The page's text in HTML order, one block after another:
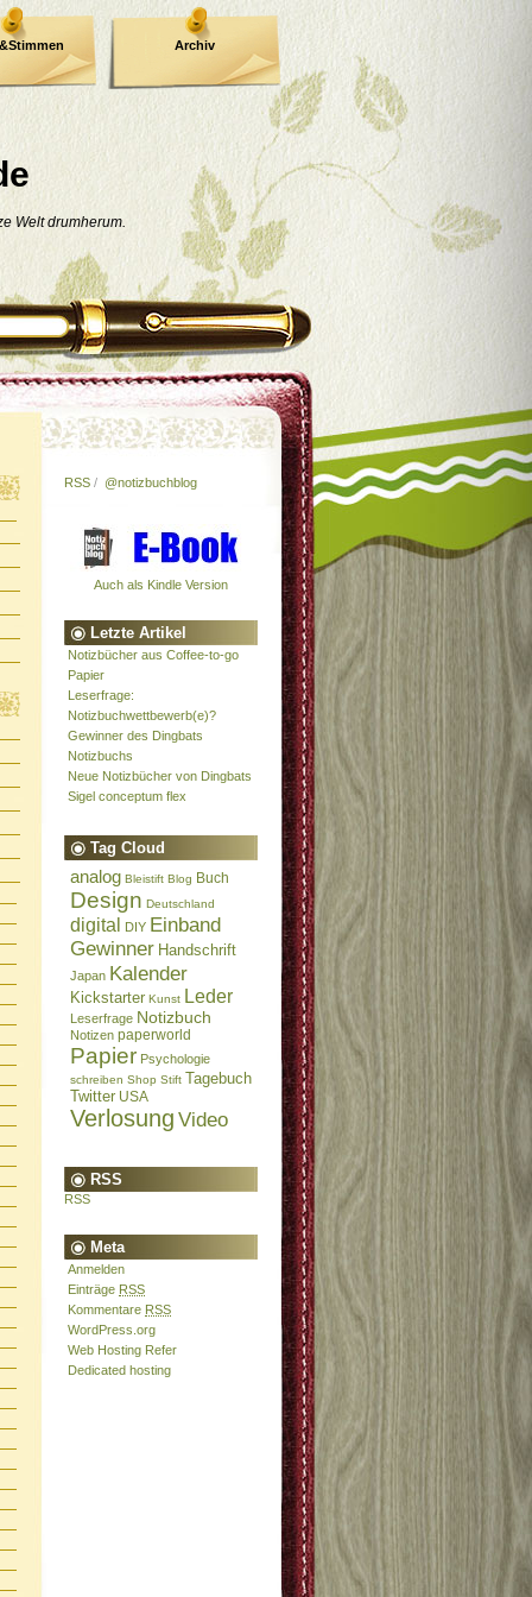
Welt drumherum.
Archiv
RSS / @notizbuchblog
Auch als Kindle Version
Letzte Artikel
Notizbücher aus Coffee-to-go
Papier
Leserfrage:
Notizbuchwettbewerb(e)?
Gewinner des Dingbats
Notizbuchs
Neue Notizbücher von Dingbats
Sigel conceptum flex
Tag Cloud
analog Bleistift Blog Buch
Design Deutschland
digital DIY Einband
Gewinner Handschrift
Japan Kalender
Kickstarter Kunst Leder
Leserfrage Notizbuch
Notizen paperworld
Papier Psychologie
schreiben Shop Stift Tagebuch
Twitter USA
Verlosung Video
RSS
RSS
Meta
Anmelden
Einträge RSS
Kommentare RSS
WordPress.org
Web Hosting Refer
Dedicated hosting